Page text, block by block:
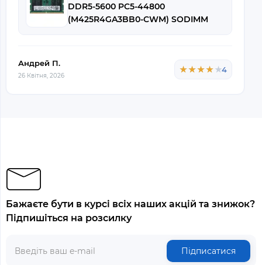
DDR5-5600 PC5-44800
(M425R4GA3BB0-CWM) SODIMM
Андрей П.
26 Квітня, 2026
★★★★★
★★★★★4
Бажаєте бути в курсі всіх наших акцій та знижок?
Підпишіться на розсилку
Підписатися